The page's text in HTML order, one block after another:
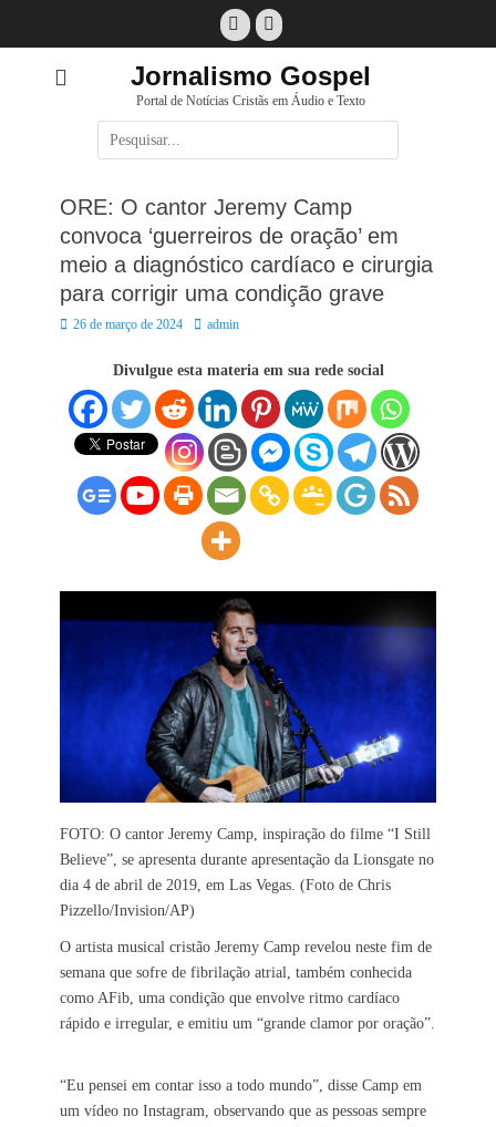
Facebook
E-
mail
Jornalismo Gospel
Portal de Notícias Cristãs em Áudio e Texto
Pesquisar
por:
ORE: O cantor Jeremy Camp
convoca ‘guerreiros de oração’ em
meio a diagnóstico cardíaco e cirurgia
para corrigir uma condição grave
Posted
26 de março de 2024 Autor:
admin
Divulgue esta materia em sua rede social
FOTO: O cantor Jeremy Camp, inspiração do filme “I Still
Believe”, se apresenta durante apresentação da Lionsgate no
dia 4 de abril de 2019, em Las Vegas. (Foto de Chris
Pizzello/Invision/AP)
O artista musical cristão Jeremy Camp revelou neste fim de
semana que sofre de fibrilação atrial, também conhecida
como AFib, uma condição que envolve ritmo cardíaco
rápido e irregular, e emitiu um “grande clamor por oração”.
“Eu pensei em contar isso a todo mundo”, disse Camp em
um vídeo no Instagram, observando que as pessoas sempre